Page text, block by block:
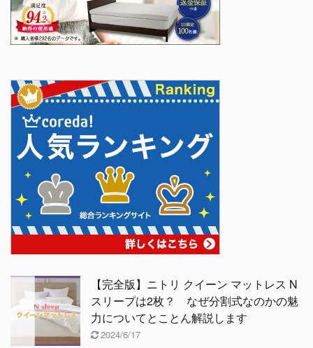
【完全版】ニトリ クイーン マットレス N
スリープは2枚？ なぜ分割式なのかの魅
力についてとことん解説します
2024/6/17